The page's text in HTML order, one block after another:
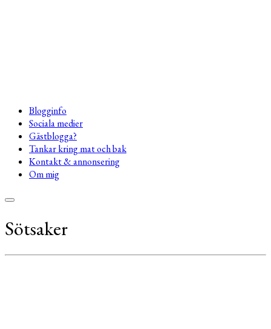
Blogginfo
Sociala medier
Gästblogga?
Tankar kring mat och bak
Kontakt & annonsering
Om mig
Sötsaker